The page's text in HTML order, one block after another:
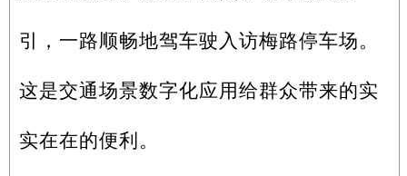
引，一路顺畅地驾车驶入访梅路停车场。
这是交通场景数字化应用给群众带来的实
实在在的便利。